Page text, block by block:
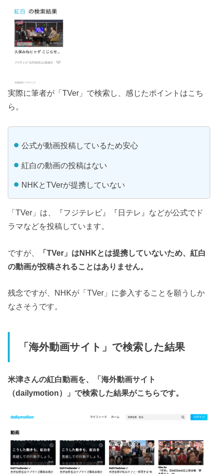
実際に筆者が「TVer」で検索し、感じたポイントはこち
ら。
公式が動画投稿しているため安心
紅白の動画の投稿はない
NHKとTVerが提携していない
「TVer」は、『フジテレビ』『日テレ』などが公式でド
ラマなどを投稿しています。
ですが、
「TVer」はNHKとは提携していないため、紅白
の動画が投稿されることはありません。
残念ですが、NHKが「TVer」に参入することを願うしか
なさそうです。
「海外動画サイト」で検索した結果
米津さんの紅白動画を、「海外動画サイト
（dailymotion）」で検索した結果がこちらです。